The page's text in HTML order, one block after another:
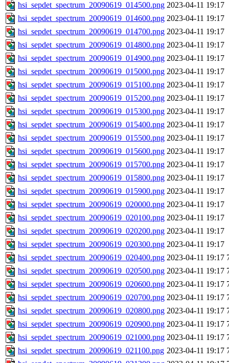
hsi_sepdet_spectrum_20090619_014500.png 2023-04-11 19:17
hsi_sepdet_spectrum_20090619_014600.png 2023-04-11 19:17
hsi_sepdet_spectrum_20090619_014700.png 2023-04-11 19:17
hsi_sepdet_spectrum_20090619_014800.png 2023-04-11 19:17
hsi_sepdet_spectrum_20090619_014900.png 2023-04-11 19:17
hsi_sepdet_spectrum_20090619_015000.png 2023-04-11 19:17
hsi_sepdet_spectrum_20090619_015100.png 2023-04-11 19:17
hsi_sepdet_spectrum_20090619_015200.png 2023-04-11 19:17
hsi_sepdet_spectrum_20090619_015300.png 2023-04-11 19:17
hsi_sepdet_spectrum_20090619_015400.png 2023-04-11 19:17
hsi_sepdet_spectrum_20090619_015500.png 2023-04-11 19:17
hsi_sepdet_spectrum_20090619_015600.png 2023-04-11 19:17
hsi_sepdet_spectrum_20090619_015700.png 2023-04-11 19:17
hsi_sepdet_spectrum_20090619_015800.png 2023-04-11 19:17
hsi_sepdet_spectrum_20090619_015900.png 2023-04-11 19:17
hsi_sepdet_spectrum_20090619_020000.png 2023-04-11 19:17
hsi_sepdet_spectrum_20090619_020100.png 2023-04-11 19:17
hsi_sepdet_spectrum_20090619_020200.png 2023-04-11 19:17
hsi_sepdet_spectrum_20090619_020300.png 2023-04-11 19:17
hsi_sepdet_spectrum_20090619_020400.png 2023-04-11 19:17
hsi_sepdet_spectrum_20090619_020500.png 2023-04-11 19:17
hsi_sepdet_spectrum_20090619_020600.png 2023-04-11 19:17
hsi_sepdet_spectrum_20090619_020700.png 2023-04-11 19:17
hsi_sepdet_spectrum_20090619_020800.png 2023-04-11 19:17
hsi_sepdet_spectrum_20090619_020900.png 2023-04-11 19:17
hsi_sepdet_spectrum_20090619_021000.png 2023-04-11 19:17
hsi_sepdet_spectrum_20090619_021100.png 2023-04-11 19:17